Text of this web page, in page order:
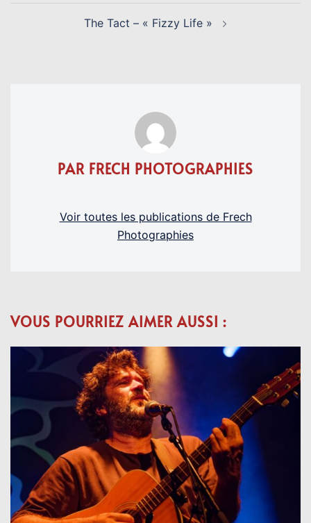
The Tact – « Fizzy Life »
PAR FRECH PHOTOGRAPHIES
Voir toutes les publications de Frech
Photographies
VOUS POURRIEZ AIMER AUSSI :